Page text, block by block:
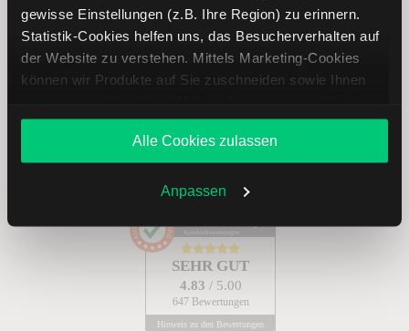
gewisse Einstellungen (z.B. Ihre Region) zu erinnern.
Statistik-Cookies helfen uns, das Besucherverhalten auf
der Website zu verstehen. Mittels Marketing-Cookies
können wir Produkte auf Sie zuschneiden sowie Ihnen
Angebote unterbreiten. Sie entscheiden, welche Cookies
Sie zulassen oder ablehnen. Ihre Entscheidung können
Sie jederzeit in denCookie-Einstellungenändern.
Weitere Infos auch in unsererDatenschutzerklärung
Alle Cookies zulassen
Anpassen
Treten Sie mit uns in Kontakt
+49 30 303 28 66 90
Mo. – Do.: 8:00 – 20:00 Uhr, Fr.: 8:00 – 18:00 Uhr
AUSGEZEICHNET
Kundenbewertungen
SEHR GUT
4.83 / 5.00
647 Bewertungen
Hinweis zu den Bewertungen